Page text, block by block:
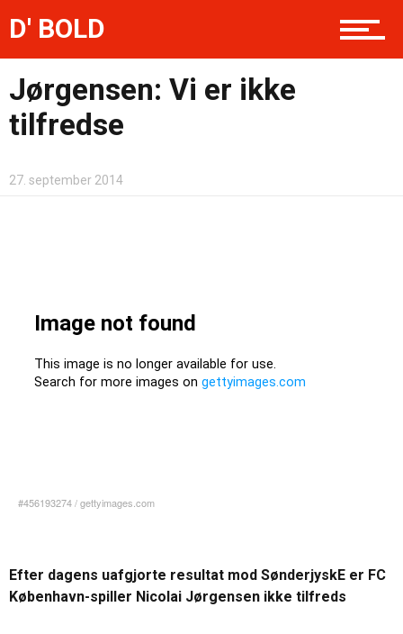
D' BOLD
Artikler
Videoer
Jørgensen: Vi er ikke
tilfredse
27. september 2014
#456193274/gettyimages.com
Efter dagens uafgjorte resultat mod SønderjyskE er FC
København-spiller Nicolai Jørgensen ikke tilfreds